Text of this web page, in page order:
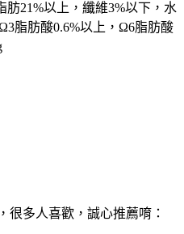
肪21%以上，纖維3%以下，水
脂肪酸0.6%以上，Ω6脂肪酸
很多人喜歡，誠心推薦唷：